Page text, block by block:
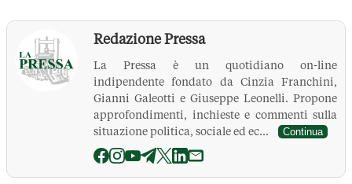
Redazione Pressa
La Pressa è un quotidiano on-line
indipendente fondato da Cinzia Franchini,
Gianni Galeotti e Giuseppe Leonelli. Propone
approfondimenti, inchieste e commenti sulla
situazione politica, sociale ed ec...
Continua